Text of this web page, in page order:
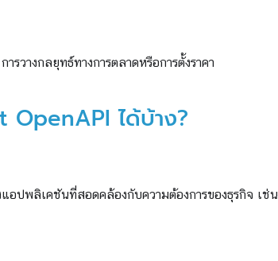
วางกลยุทธ์ทางการตลาดหรือการตั้งราคา
OpenAPI ได้บ้าง?
ปพลิเคชันที่สอดคล้องกับความต้องการของธุรกิจ เช่น